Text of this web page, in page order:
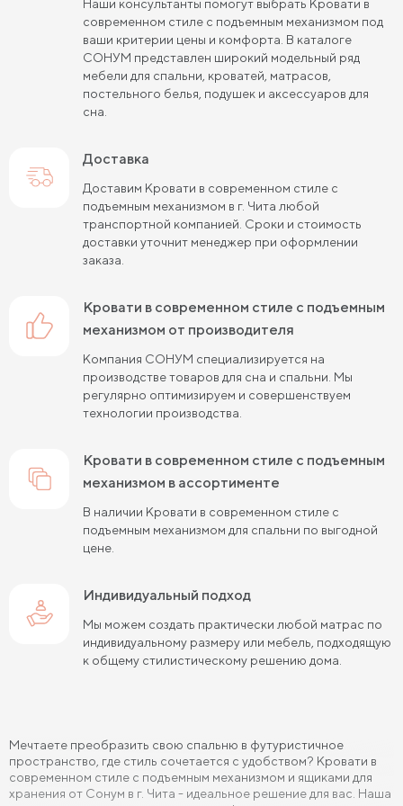
Кровати черного цвета Кровати бежевого цвета
Кровати шириной 80 см (Узкие)
Кровати шириной 90 см Кровати шириной 120 см
Кровати шириной 180 см
Высокие кровати Низкие кровати
Кровати длиной 180 см Кровати длиной 190 см
Кровати 80х180 см (для маленькой комнаты)
Большие кровати Кровати 80х190 см
Кровати 90х190 см Кровати 120х190 см
Кровати 140х190 см Кровати 160х190 см
Кровати 180х190 см Кровати 200х190 см
Кровати 80х200 см Кровати 90х200 см
Кровати 160х200 см (Евро размер)
Кровати 180х200 см Кровати 200х200 см (Кинг Сайз)
Кровати 160 х 200 с подъемным механизмом и ящиками
Кровати 140 х 200 с подъемным механизмом и ящиками
Наши консультанты помогут выбрать Кровати в
современном стиле с подъемным механизмом под
ваши критерии цены и комфорта. В каталоге
СОНУМ представлен широкий модельный ряд
мебели для спальни, кроватей, матрасов,
постельного белья, подушек и аксессуаров для
сна.
Доставка
Доставим Кровати в современном стиле с
подъемным механизмом в г. Чита любой
транспортной компанией. Сроки и стоимость
доставки уточнит менеджер при оформлении
заказа.
Кровати в современном стиле с подъемным
механизмом от производителя
Компания СОНУМ специализируется на
производстве товаров для сна и спальни. Мы
регулярно оптимизируем и совершенствуем
технологии производства.
Кровати в современном стиле с подъемным
механизмом в ассортименте
В наличии Кровати в современном стиле с
подъемным механизмом для спальни по выгодной
цене.
Индивидуальный подход
Мы можем создать практически любой матрас по
индивидуальному размеру или мебель, подходящую
к общему стилистическому решению дома.
Мечтаете преобразить свою спальню в футуристичное
пространство, где стиль сочетается с удобством? Кровати в
современном стиле с подъемным механизмом и ящиками для
хранения от Сонум в г. Чита - идеальное решение для вас. Наша